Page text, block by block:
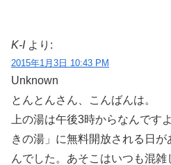
K-I より:
2015年1月3日 10:43 PM
Unknown
とんとんさん、こんばんは。
上の湯は午後3時からなんで
きの湯」に無料開放される日
んでした。あそこはいつも混